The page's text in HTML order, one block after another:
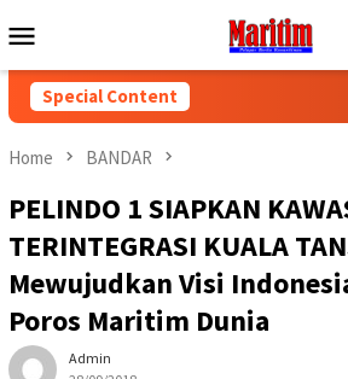
to
Menu
Special Content
Home BANDAR
PELINDO 1 SIAPKAN
TERINTEGRASI KUALA
Mewujudkan Visi
Poros Maritim Dunia
Admin